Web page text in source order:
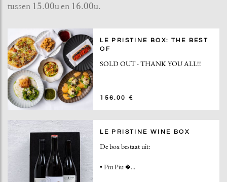
tussen 15.00u en 16.00u.
LE PRISTINE BOX: THE BEST
OF
SOLD OUT - THANK YOU ALL!!
156.00 €
LE PRISTINE WINE BOX
De box bestaat uit:
•Piu Piu �...